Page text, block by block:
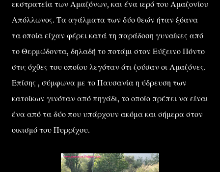
εκστρατεία των Αμαζόνων, και ένα ιερό του Αμαζονίου
Απόλλωνος. Τα αγάλματα των δύο θεών ήταν ξόανα
τα οποία είχαν φέρει κατά τη παράδοση γυναίκες από
το Θερμώδοντα, δηλαδή το ποτάμι στον Εύξεινο Πόντο
στις όχθες του οποίου λεγόταν ότι ζούσαν οι Αμαζόνες.
Επίσης , σύμφωνα με το Παυσανία η ύδρευση των
κατοίκων γινόταν από πηγάδι, το οποίο πρέπει να είναι
ένα από τα δύο που υπάρχουν ακόμα και σήμερα στον
οικισμό του Πυρρίχου.